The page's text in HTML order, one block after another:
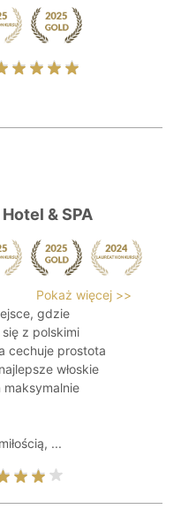
& SPA
Pokaż więcej >>
gdzie
z polskimi
cechuje prostota
włoskie
maksymalnie
...